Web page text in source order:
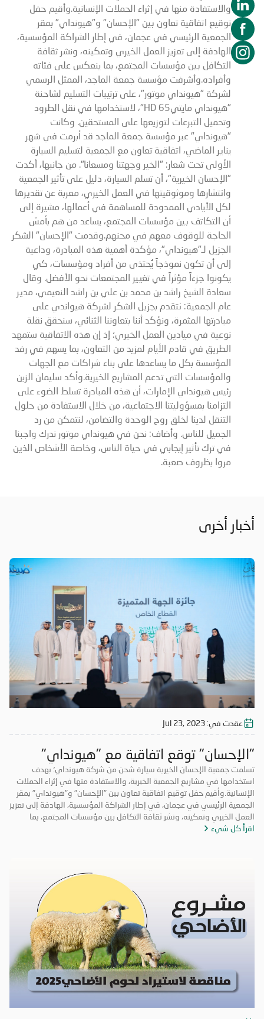
والاستفادة منها في إثراء الحملات الإنسانية.وأقيم حفل
توقيع اتفاقية تعاون بين "الإحسان" و"هيونداي" بمقر
الجمعية الرئيسي في عجمان، في إطار الشراكة المؤسسية،
الهادفة إلى تعزيز العمل الخيري وتمكينه، ونشر ثقافة
التكافل بين مؤسسات المجتمع، بما ينعكس على فئاته
وأفراده.وأشرفت مؤسسة جمعة الماجد، الممثل الرسمي
لشركة "هيونداي موتور"، على ترتيبات التسليم لشاحنة
"هيونداي مايتيHD 65"، لاستخدامها في نقل الطرود
وتحميل التبرعات لتوزيعها على المستحقين. وكانت
"هيونداي" عبر مؤسسة جمعة الماجد قد أبرمت في شهر
يناير الماضي، اتفاقية تعاون مع الجمعية لتسليم السيارة
الأولى تحت شعار: "الخير وجهتنا ومسعانا". من جانبها، أكدت
"الإحسان الخيرية"، أن تسلم السيارة، دليل على تأثير الجمعية
وانتشارها وموثوقيتها في العمل الخيري، معربة عن تقديرها
لكل الأيادي الممدودة للمساهمة في أعمالها، مشيرة إلى
أن التكاتف بين مؤسسات المجتمع، يساعد من هم بأمسّ
الحاجة للوقوف معهم في محنهم.وقدمت "الإحسان" الشكر
الجزيل لـ"هيونداي"، مؤكدة أهمية هذه المبادرة، وداعية
إلى أن تكون نموذجاً يُحتذى من أفراد ومؤسسات، كي
يكونوا جزءاً مؤثراً في تغيير المجتمعات نحو الأفضل. وقال
سعادة الشيخ راشد بن محمد بن علي بن راشد النعيمي، مدير
عام الجمعية: نتقدم بجزيل الشكر لشركة هيواندي على
مبادرتها المثمرة، ونؤكد أننا بتعاوننا الثنائي، سنحقق نقلة
نوعية في ميادين العمل الخيري؛ إذ إن هذه الاتفاقية ستمهد
الطريق في قادم الأيام لمزيد من التعاون، بما يسهم في رفد
المؤسسة بكل ما يساعدها على بناء شراكات مع الجهات
والمؤسسات التي تدعم المشاريع الخيرية.وأكد سليمان الزبن
رئيس هيونداي الإمارات، أن هذه المبادرة تسلط الضوء على
التزامنا بمسؤوليتنا الاجتماعية، من خلال الاستفادة من حلول
التنقل لدينا لخلق روح الوحدة والتضامن، لنتمكن من رد
الجميل للناس. وأضاف: نحن في هيونداي موتور ندرك واجبنا
في ترك تأثير إيجابي في حياة الناس، وخاصة الأشخاص الذين
مروا بظروف صعبة.
أخبار أخرى
عقدت في: Jul 23, 2023
"الإحسان" توقع اتفاقية مع "هيونداي"
وتتسلم سيارة شحن
تسلمت جمعية الإحسان الخيرية سيارة شحن من شركة هيونداي؛ بهدف
استخدامها في مشاريع الجمعية الخيرية، والاستفادة منها في إثراء الحملات
الإنسانية.وأقيم حفل توقيع اتفاقية تعاون بين "الإحسان" و"هيونداي" بمقر
الجمعية الرئيسي في عجمان، في إطار الشراكة المؤسسية، الهادفة إلى تعزيز
العمل الخيري وتمكينه، ونشر ثقافة التكافل بين مؤسسات المجتمع، بما
ينعكس على فئاته وأفراده.وأشرفت مؤسسة جمعة الماجد، الممثل الرسمي
الماضي، اتفاقية تعاون مع الجمعية لتسليم السيارة الأولى تحت شعار: "الخير
وجهتنا ومسعانا". من جانبها، أكدت "الإحسان الخيرية"، أن تسلم السيارة، دليل
على تأثير الجمعية وانتشارها وموثوقيتها في العمل الخيري، معربة عن
تقديرها لكل الأيادي الممدودة للمساهمة في أعمالها، مشيرة إلى أن
التكاتف بين مؤسسات المجتمع، يساعد من هم بأمسّ الحاجة للوقوف معهم
في محنهم.وقدمت "الإحسان" الشكر الجزيل لـ"هيونداي"، مؤكدة أهمية
هذه المبادرة، وداعية إلى أن تكون نموذجاً يُحتذى من أفراد ومؤسسات، كي
يكونوا جزءاً مؤثراً في تغيير المجتمعات نحو الأفضل. وقال سعادة الشيخ راشد
بن محمد بن علي بن راشد النعيمي، مدير عام الجمعية: نتقدم بجزيل الشكر
لشركة هيواندي على مبادرتها المثمرة، ونؤكد أننا بتعاوننا الثنائي، سنحقق
نقلة نوعية في ميادين العمل الخيري؛ إذ إن هذه الاتفاقية ستمهد الطريق
يساعدها على بناء شراكات مع الجهات والمؤسسات التي تدعم المشاريع
اقرأ كل شيء